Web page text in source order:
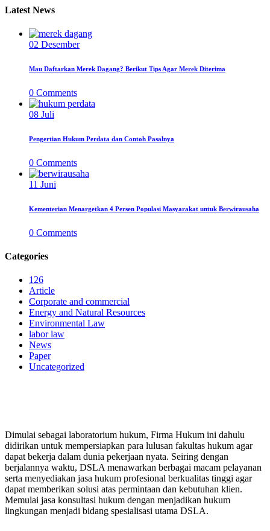
Latest News
02 Desember
Mau Daftarkan Merek Dagang? Berikut Tips Agar Merek Diterima
0 Comments
08 Juli
Pengertian Hukum Perdata dan Contoh Pasalnya
0 Comments
11 Juni
Kementerian Menargetkan 4 Persen Populasi Masyarakat untuk Berwirausaha
0 Comments
Categories
126
Article
Corporate and commercial
Energy and Natural Resources
Environmental Law
labor law
News
Paper
Uncategorized
Dimulai sebagai laboratorium hukum, Firma Hukum ini dahulu
didirikan untuk mempersiapkan para lulusan fakultas hukum agar
dapat bekerja dalam dunia pekerjaan nyata. Seiring dengan
berjalannya waktu, DSLA menawarkan berbagai macam pelayanan
serta menyediakan jasa hukum profesional berkualitas tinggi agar
dapat memberikan solusi atas permintaan dan kebutuhan klien.
Memulai jasa konsultasi hukum dengan menjadikan hukum
lingkungan menjadi bidang spesialisasi utama DSLA.